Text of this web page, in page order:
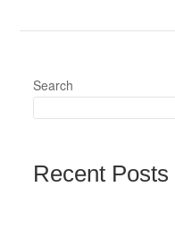
Search
Recent Posts